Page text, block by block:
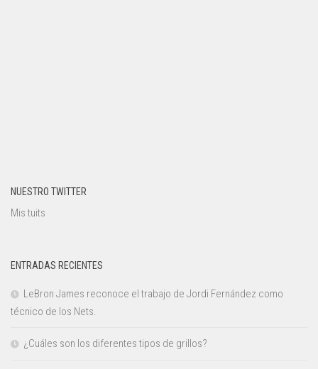
NUESTRO TWITTER
Mis tuits
ENTRADAS RECIENTES
LeBron James reconoce el trabajo de Jordi Fernández como
técnico de los Nets.
¿Cuáles son los diferentes tipos de grillos?